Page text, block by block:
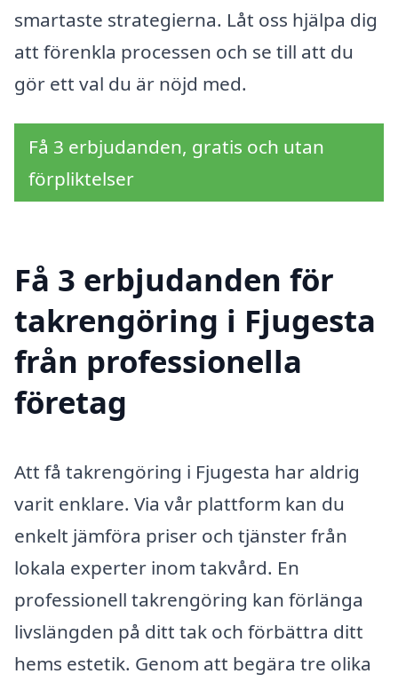
smartaste strategierna. Låt oss hjälpa dig
att förenkla processen och se till att du
gör ett val du är nöjd med.
Få 3 erbjudanden, gratis och utan
förpliktelser
Få 3 erbjudanden för
takrengöring i Fjugesta
från professionella
företag
Att få takrengöring i Fjugesta har aldrig
varit enklare. Via vår plattform kan du
enkelt jämföra priser och tjänster från
lokala experter inom takvård. En
professionell takrengöring kan förlänga
livslängden på ditt tak och förbättra ditt
hems estetik. Genom att begära tre olika